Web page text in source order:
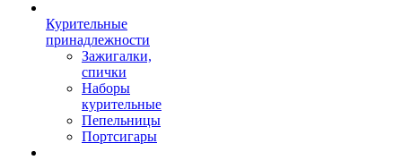
Курительные
принадлежности
Зажигалки,
спички
Наборы
курительные
Пепельницы
Портсигары